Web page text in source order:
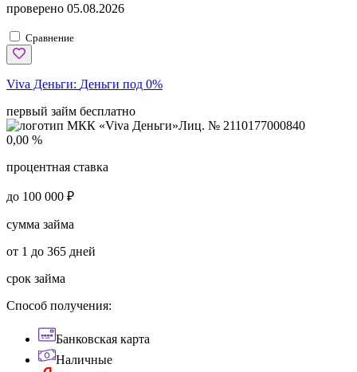
проверено 05.08.2026
Сравнение
Viva Деньги: Деньги под 0%
первый займ бесплатно
Лиц. № 2110177000840
0,00 %
процентная ставка
до 100 000 ₽
сумма займа
от 1 до 365 дней
срок займа
Способ получения:
Банковская карта
Наличные